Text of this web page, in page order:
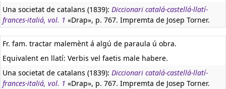
Una societat de catalans (1839): Diccionari catalá-castellá-llatí-
frances-italiá, vol. 1 «Drap», p. 767. Impremta de Josep Torner.
Fr. fam. tractar malemènt á algú de paraula ú obra.
Equivalent en llatí: Verbis vel faetis male habere.
Una societat de catalans (1839): Diccionari catalá-castellá-llatí-
frances-italiá, vol. 1 «Drap», p. 767. Impremta de Josep Torner.